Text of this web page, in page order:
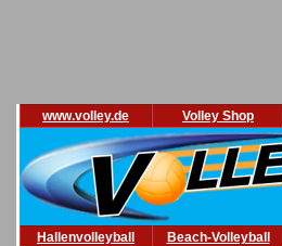
www.volley.de Volley Shop
Hallenvolleyball Beach-Volleyball